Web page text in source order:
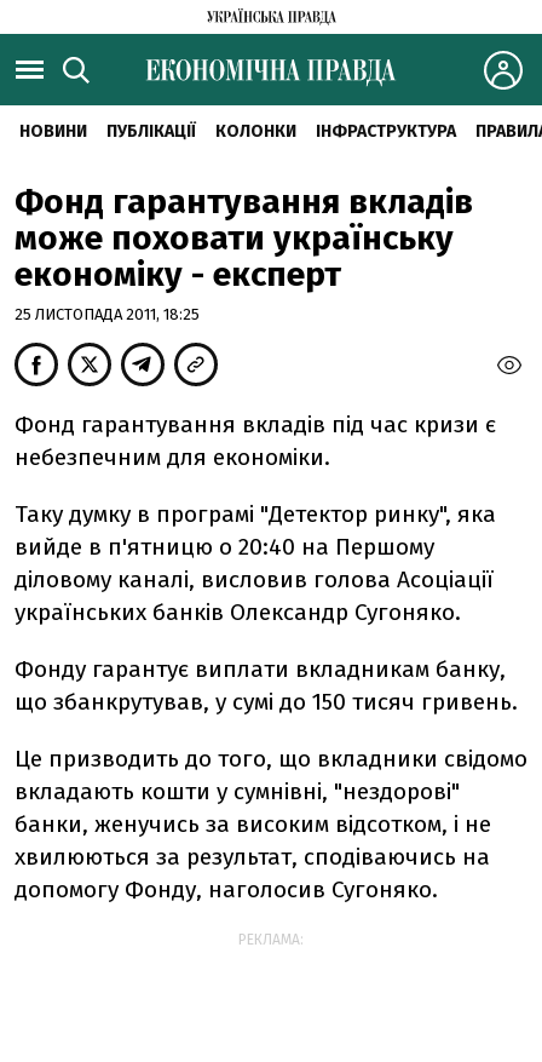
НОВИНИ ПУБЛІКАЦІЇ КОЛОНКИ ІНФРАСТРУКТУРА
Фонд гарантування вкладів
може поховати українську
економіку - експерт
25 ЛИСТОПАДА 2011, 18:25
Фонд гарантування вкладів під час кризи є
небезпечним для економіки.
Таку думку в програмі "Детектор ринку", яка
вийде в п'ятницю о 20:40 на Першому
діловому каналі, висловив голова Асоціації
українських банків Олександр Сугоняко.
Фонду гарантує виплати вкладникам банку,
що збанкрутував, у сумі до 150 тисяч гривень.
Це призводить до того, що вкладники свідомо
вкладають кошти у сумнівні, "нездорові"
банки, женучись за високим відсотком, і не
хвилюються за результат, сподіваючись на
допомогу Фонду, наголосив Сугоняко.
РЕКЛАМА: